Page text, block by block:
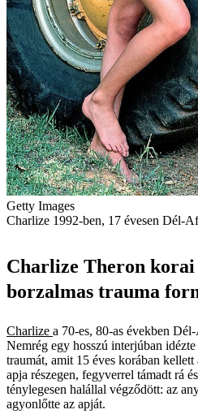
Getty Images
Charlize 1992-ben, 17 évesen Dél-
Charlize Theron korai
borzalmas trauma
Charlize a 70-es, 80-as években
Nemrég egy hosszú interjúban
traumát, amit 15 éves korában
apja részegen, fegyverrel támadt rá
ténylegesen halállal végződött: az
agyonlőtte az apját.